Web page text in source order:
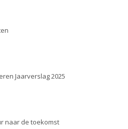
Jaarverslag 2025
naar de toekomst